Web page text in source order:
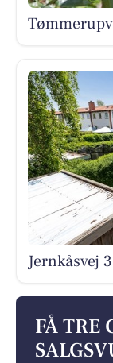
Jernkåsvej
FÅ TRE